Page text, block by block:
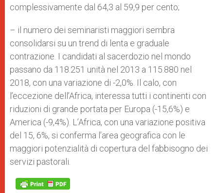
complessivamente dal 64,3 al 59,9 per cento;
– il numero dei seminaristi maggiori sembra
consolidarsi su un trend di lenta e graduale
contrazione. I candidati al sacerdozio nel mondo
passano da 118.251 unità nel 2013 a 115.880 nel
2018, con una variazione di -2,0%. Il calo, con
l’eccezione dell’Africa, interessa tutti i continenti con
riduzioni di grande portata per Europa (-15,6%) e
America (-9,4%). L’Africa, con una variazione positiva
del 15, 6%, si conferma l’area geografica con le
maggiori potenzialità di copertura del fabbisogno dei
servizi pastorali.